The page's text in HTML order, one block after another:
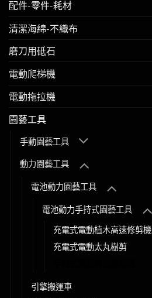
配件-零件-耗材
清潔海綿-不織布
磨刀用砥石
電動爬梯機
電動拖拉機
園藝工具
手動園藝工具
動力園藝工具
電池動力園藝工具
電池動力手持式園藝工具
充電式電動植木高速修剪機
充電式電動太丸樹剪
引擎搬運車